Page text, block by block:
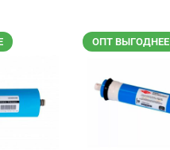
ОПТ ВЫГОДНЕЕ